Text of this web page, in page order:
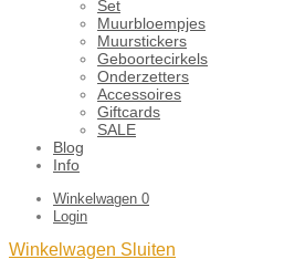
Set
Muurbloempjes
Muurstickers
Geboortecirkels
Onderzetters
Accessoires
Giftcards
SALE
Blog
Info
Winkelwagen 0
Login
Winkelwagen Sluiten